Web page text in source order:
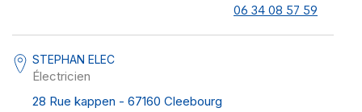
06 34 08 57 59
STEPHAN ELEC
Électricien
28 Rue kappen - 67160 Cleebourg